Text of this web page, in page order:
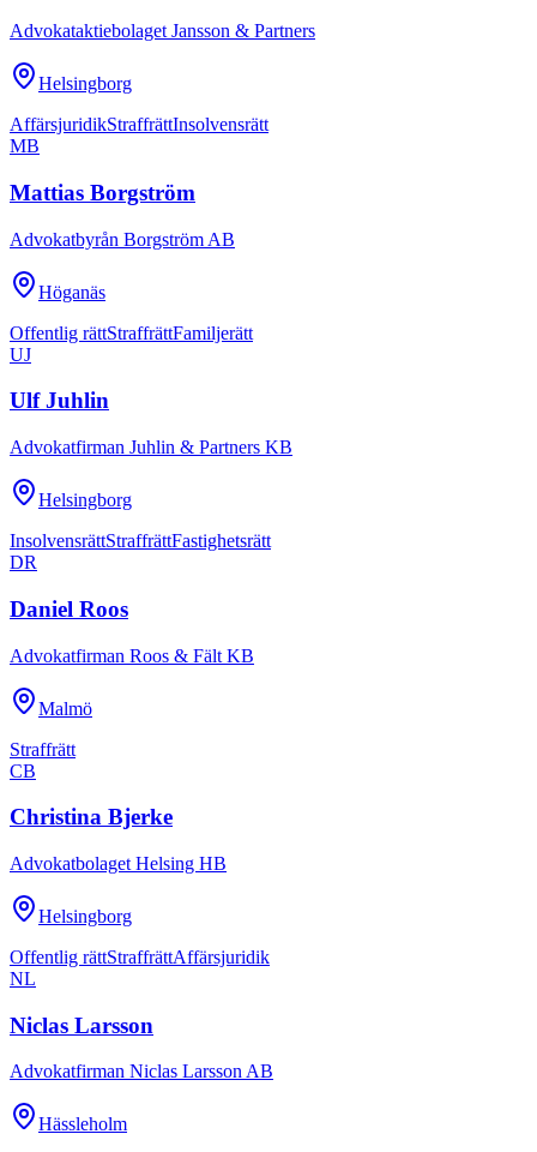
Advokataktiebolaget Jansson & Partners
Helsingborg
AffärsjuridikStraffrättInsolvensrätt
MB
Mattias Borgström
Advokatbyrån Borgström AB
Höganäs
Offentlig rättStraffrättFamiljerätt
UJ
Ulf Juhlin
Advokatfirman Juhlin & Partners KB
Helsingborg
InsolvensrättStraffrättFastighetsrätt
DR
Daniel Roos
Advokatfirman Roos & Fält KB
Malmö
Straffrätt
CB
Christina Bjerke
Advokatbolaget Helsing HB
Helsingborg
Offentlig rättStraffrättAffärsjuridik
NL
Niclas Larsson
Advokatfirman Niclas Larsson AB
Hässleholm